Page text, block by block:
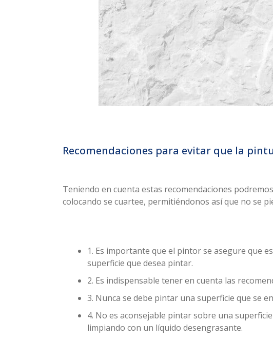
Recomendaciones para evitar que la
Teniendo en cuenta estas recomendaciones
colocando se cuartee, permitiéndonos así que no se
1. Es importante que el pintor se asegure que
superficie que desea pintar.
2. Es indispensable tener en cuenta las
3. Nunca se debe pintar una superficie que se
4. No es aconsejable pintar sobre una
limpiando con un líquido desengrasante.